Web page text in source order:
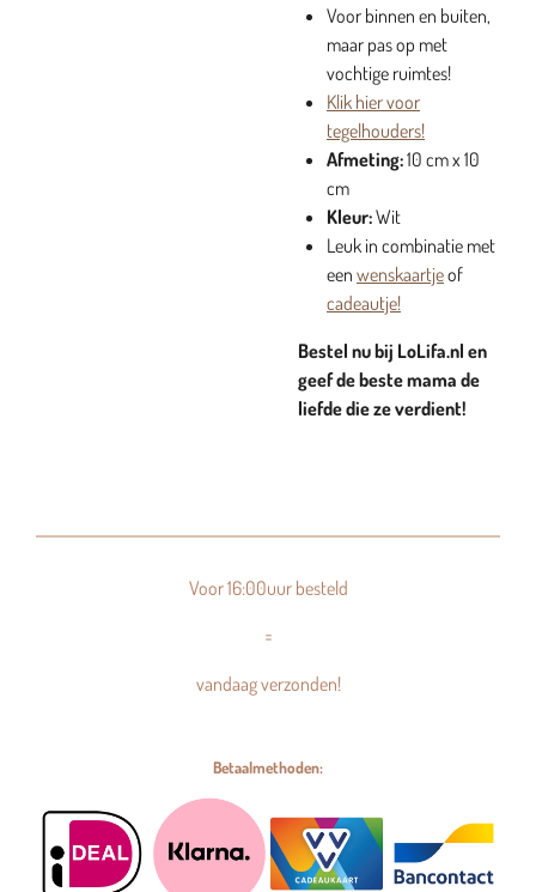
Voor binnen en buiten,
maar pas op met
vochtige ruimtes!
Klik hier voor
tegelhouders!
Afmeting:10 cm x 10
cm
Kleur:Wit
Leuk in combinatie met
een wenskaartjeof
cadeautje!
Bestel nu bij LoLifa.nl en
geef de beste mama de
liefde die ze verdient!
Voor 16:00uur besteld
=
vandaag verzonden!
Betaalmethoden: